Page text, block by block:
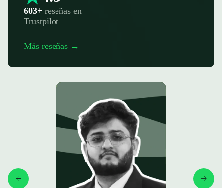
603+ reseñas en
Trustpilot
Más reseñas →